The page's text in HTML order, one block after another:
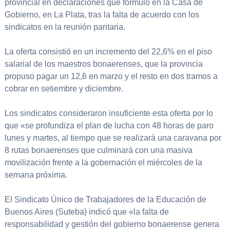
provincial en declaraciones que formuló en la Casa de
Gobierno, en La Plata, tras la falta de acuerdo con los
sindicatos en la reunión paritaria.
La oferta consistió en un incremento del 22,6% en el piso
salarial de los maestros bonaerenses, que la provincia
propuso pagar un 12,6 en marzo y el resto en dos tramos a
cobrar en setiembre y diciembre.
Los sindicatos consideraron insuficiente esta oferta por lo
que «se profundiza el plan de lucha con 48 horas de paro
lunes y martes, al tiempo que se realizará una caravana por
8 rutas bonaerenses que culminará con una masiva
movilización frente a la gobernación el miércoles de la
semana próxima.
El Sindicato Único de Trabajadores de la Educación de
Buenos Aires (Suteba) indicó que «la falta de
responsabilidad y gestión del gobierno bonaerense genera